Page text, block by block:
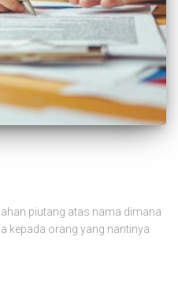
piutang atas nama dimana
kepada orang yang nantinya